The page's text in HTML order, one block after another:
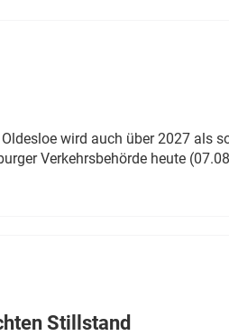
wird auch über 2027 als
Verkehrsbehörde heute
Stillstand